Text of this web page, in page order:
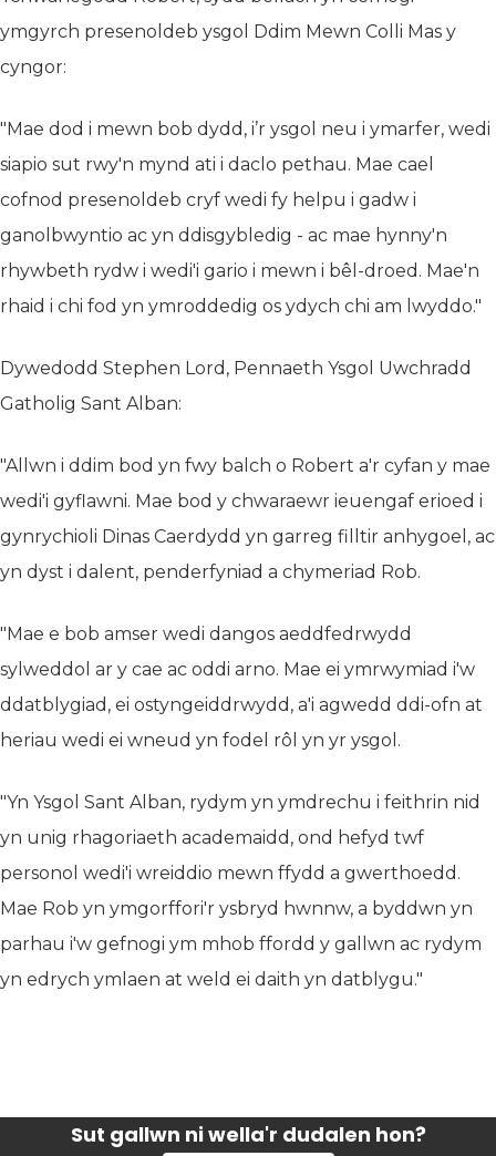
ymgyrch presenoldeb ysgol Ddim Mewn Colli Mas y
cyngor:
"Mae dod i mewn bob dydd, i’r ysgol neu i ymarfer, wedi
siapio sut rwy'n mynd ati i daclo pethau. Mae cael
cofnod presenoldeb cryf wedi fy helpu i gadw i
ganolbwyntio ac yn ddisgybledig - ac mae hynny'n
rhywbeth rydw i wedi'i gario i mewn i bêl-droed. Mae'n
rhaid i chi fod yn ymroddedig os ydych chi am lwyddo."
Dywedodd Stephen Lord, Pennaeth Ysgol Uwchradd
Gatholig Sant Alban:
"Allwn i ddim bod yn fwy balch o Robert a'r cyfan y mae
wedi'i gyflawni. Mae bod y chwaraewr ieuengaf erioed i
gynrychioli Dinas Caerdydd yn garreg filltir anhygoel, ac
yn dyst i dalent, penderfyniad a chymeriad Rob.
"Mae e bob amser wedi dangos aeddfedrwydd
sylweddol ar y cae ac oddi arno. Mae ei ymrwymiad i'w
ddatblygiad, ei ostyngeiddrwydd, a'i agwedd ddi-ofn at
heriau wedi ei wneud yn fodel rôl yn yr ysgol.
"Yn Ysgol Sant Alban, rydym yn ymdrechu i feithrin nid
yn unig rhagoriaeth academaidd, ond hefyd twf
personol wedi'i wreiddio mewn ffydd a gwerthoedd.
Mae Rob yn ymgorffori'r ysbryd hwnnw, a byddwn yn
parhau i'w gefnogi ym mhob ffordd y gallwn ac rydym
yn edrych ymlaen at weld ei daith yn datblygu."
Sut gallwn ni wella'r dudalen hon?